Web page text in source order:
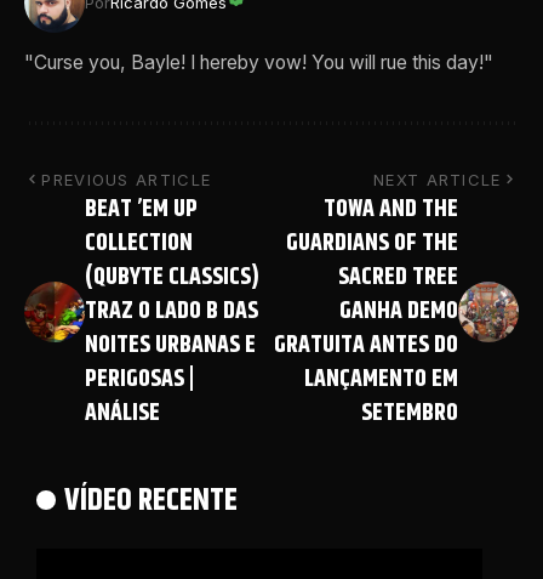
"Curse you, Bayle! I hereby vow! You will rue this day!"
PREVIOUS ARTICLE
BEAT ’EM UP
COLLECTION
(QUBYTE CLASSICS)
TRAZ O LADO B DAS
NOITES URBANAS E
PERIGOSAS |
ANÁLISE
NEXT ARTICLE
TOWA AND THE
GUARDIANS OF THE
SACRED TREE
GANHA DEMO
GRATUITA ANTES DO
LANÇAMENTO EM
SETEMBRO
VÍDEO RECENTE